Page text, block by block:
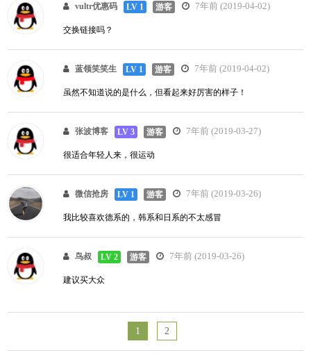
vultr优惠码 LV 1 游客 7年前 (2019-04-02)
交换链接吗？
蓝领笑笑生 LV 1 游客 7年前 (2019-04-02)
虽然不知道说的是什么，但看起来好厉害的样子！
张波博客 LV 3 游客 7年前 (2019-03-27)
很适合年轻人来，很运动
微信抢房 LV 1 游客 7年前 (2019-03-26)
我比较喜欢德系的，韩系和日系的不太感冒
鸟叔 LV 2 游客 7年前 (2019-03-26)
建议买大众
1 2